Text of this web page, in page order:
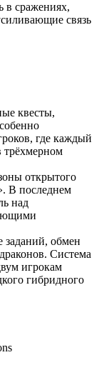
в сражениях,
связь
квесты,
где каждый
трёхмерном
открытого
В последнем
над
заданий, обмен
Система
игрокам
гибридного